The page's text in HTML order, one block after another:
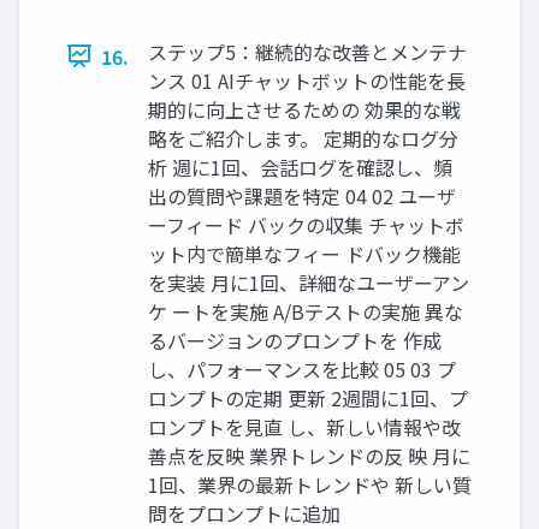
16.
ステップ5：継続的な改善とメンテナ
ンス 01 AIチャットボットの性能を長
期的に向上させるための 効果的な戦
略をご紹介します。 定期的なログ分
析 週に1回、会話ログを確認し、頻
出の質問や課題を特定 04 02 ユーザ
ーフィード バックの収集 チャットボ
ット内で簡単なフィー ドバック機能
を実装 月に1回、詳細なユーザーアン
ケ ートを実施 A/Bテストの実施 異な
るバージョンのプロンプトを 作成
し、パフォーマンスを比較 05 03 プ
ロンプトの定期 更新 2週間に1回、プ
ロンプトを見直 し、新しい情報や改
善点を反映 業界トレンドの反 映 月に
1回、業界の最新トレンドや 新しい質
問をプロンプトに追加